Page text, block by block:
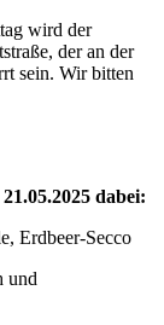
wird der
der an der
sein. Wir bitten
dabei:
Erdbeer-Secco
und